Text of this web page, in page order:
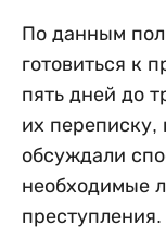
По данным
готовиться к
пять дней до
их переписку,
обсуждали
необходимые
преступления.